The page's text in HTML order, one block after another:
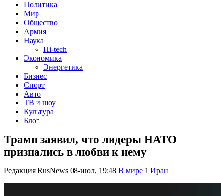
Политика
Мир
Общество
Армия
Наука
Hi-tech
Экономика
Энергетика
Бизнес
Спорт
Авто
ТВ и шоу
Культура
Блог
Трамп заявил, что лидеры НАТО
признались в любви к нему
Редакция RusNews 08-июл, 19:48 В мире 1 Иран